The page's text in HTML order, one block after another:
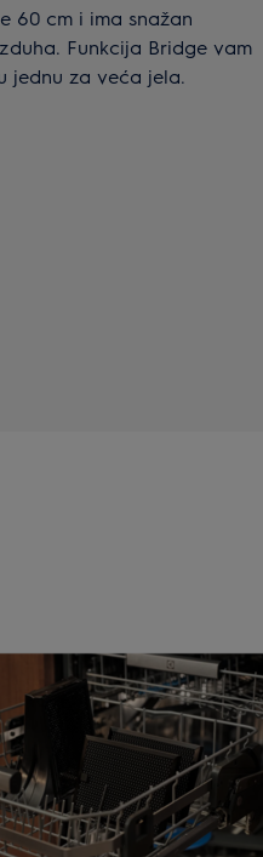
60 cm i ima snažan
Funkcija Bridge vam
jednu za veća jela.